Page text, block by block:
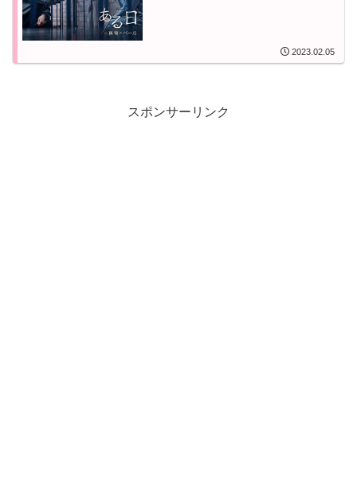
2023.02.05
スポンサーリンク